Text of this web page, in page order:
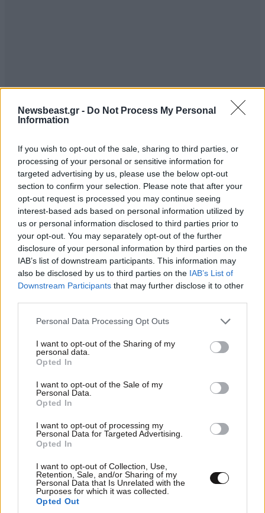
Newsbeast.gr - Do Not Process My Personal
Information
If you wish to opt-out of the sale, sharing to third parties, or
processing of your personal or sensitive information for
targeted advertising by us, please use the below opt-out
section to confirm your selection. Please note that after your
opt-out request is processed you may continue seeing
interest-based ads based on personal information utilized by
us or personal information disclosed to third parties prior to
your opt-out. You may separately opt-out of the further
disclosure of your personal information by third parties on the
IAB’s list of downstream participants. This information may
also be disclosed by us to third parties on the IAB’s List of
Downstream Participants that may further disclose it to other
Please note that this website/app uses one or more Google
not limited to your visit or usage behaviour. You may click to
grant or deny consent to Google and its third-party tags to
use your data for below specified purposes in below Google
consent section.
Personal Data Processing Opt Outs
I want to opt-out of the Sharing of my
personal data.
Opted In
I want to opt-out of the Sale of my
Personal Data.
Opted In
I want to opt-out of processing my
Personal Data for Targeted Advertising.
Opted In
I want to opt-out of Collection, Use,
Retention, Sale, and/or Sharing of my
Personal Data that Is Unrelated with the
Purposes for which it was collected.
Opted Out
Εδώ τα πράγματα δεν είναι καθόλου ξεκάθαρα,
τι πράγματι χτύπησε την απομονωμένη γωνιά της
Σιβηρίας πριν από μόλις 106 χρόνια. Για το μόνο που
μπορούμε να είμαστε σίγουροι είναι ότι κάτι μεγάλο
κοντά στον ρωσικό ποταμό Tunguska τον Ιούνιο του
1908, ισοπεδώνοντας περισσότερα από 2.000
τετραγωνικά χιλιόμετρα δασικής έκτασης. Η έκρηξη
ήταν μάλιστα τόσο ισχυρή που καταγράφηκε από
μεταλλικών στοιχείων στην ευρύτερη περιοχή
υποδηλώνει ότι το ουράνιο σώμα πρέπει να ήταν
κομήτης και όχι μετεωρίτης, αν και η επιστημονική